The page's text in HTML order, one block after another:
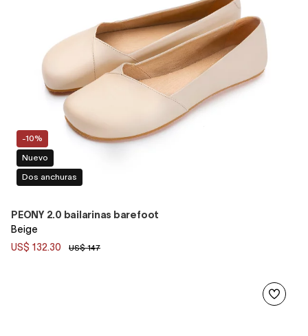
-10%
Nuevo
Dos anchuras
PEONY 2.0 bailarinas barefoot
Beige
US$ 132.30
US$ 147